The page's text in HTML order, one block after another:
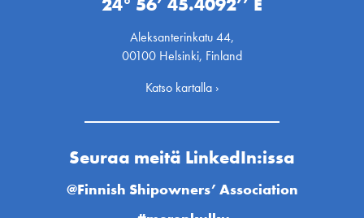
24° 56’ 45.4092’’ E
Aleksanterinkatu 44,
00100 Helsinki, Finland
Katso kartalla ›
Seuraa meitä LinkedIn:issa
@Finnish Shipowners’ Association